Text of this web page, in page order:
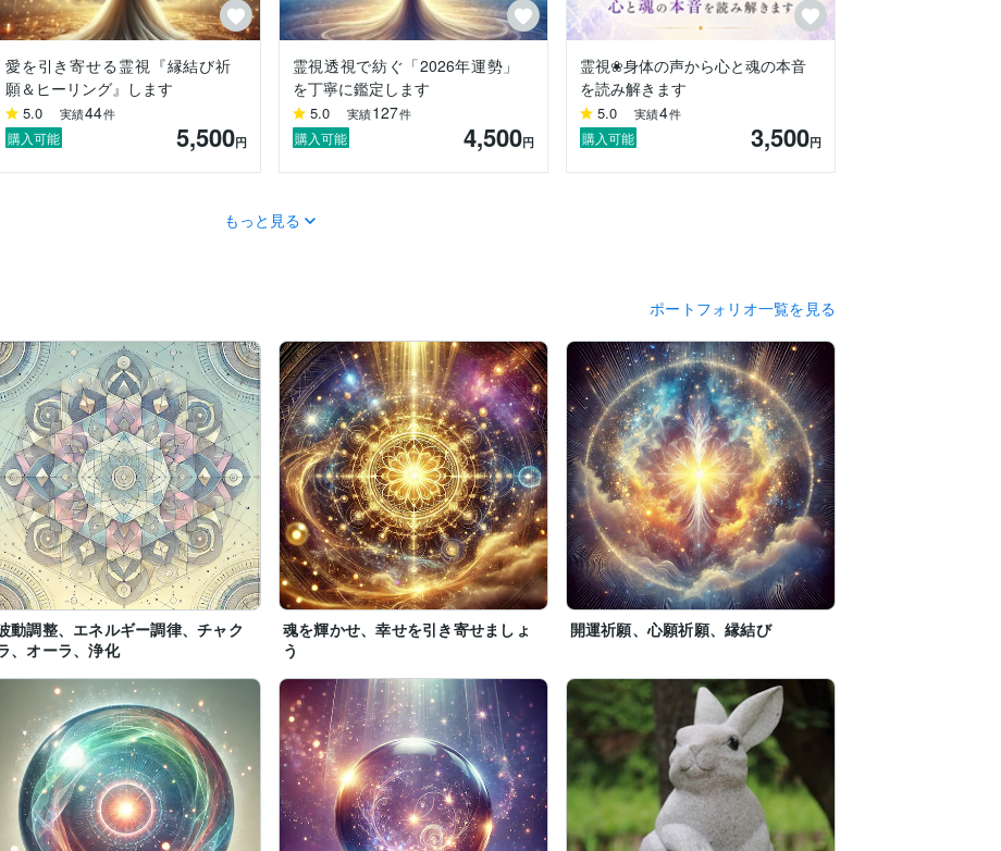
抱え込まないでください。
がら、一緒に次の一歩を探していきます。
く整えながら、鑑定を終える頃には、少しでも心が軽くなり、内側からあたたかさを感じていただけるよう、真心
関係の影響、無意識に溜め込んだ負のエネルギーをやさしく整え、あなた本来の波動へと戻していきます。
より、心の巡りや運気の流れも自然と整いやすくなります。
祷や、深いエネルギーワークにも対応可能です。
ら、すでに深く学ばれている方まで、幅広くお力添えいたします。
んでお受けします。
まお聞かせください。
るよう、守護霊様と共に、やさしく寄り添いながらお力になります。
りますように。
たします。
愛を引き寄せる霊視『縁結び祈
願＆ヒーリング』します
5.0 実績44件
購入可能 5,500円
霊視透視で紡ぐ「2026年運勢」
を丁寧に鑑定します
5.0 実績127件
購入可能 4,500円
霊視❀身体の声から心と魂の本音
を読み解きます
5.0 実績4件
購入可能 3,500円
もっと見る
ポートフォリオ一覧を見る
動調整、エネルギー調律、チャク
、オーラ、浄化
魂を輝かせ、幸せを引き寄せましょ
う
開運祈願、心願祈願、縁結び